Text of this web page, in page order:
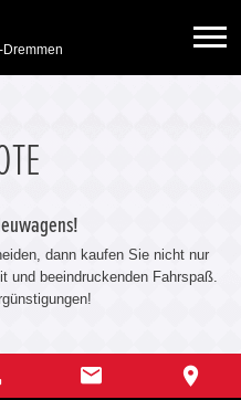
dann kaufen Sie nicht nur
beeindruckenden Fahrspaß.